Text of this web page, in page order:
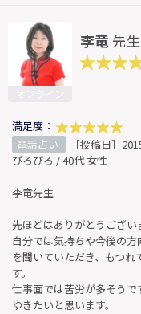
李竜 先生
満足度：
電話占い
［投稿日］
ぴろぴろ / 40代 女性
李竜先生
先ほどはありがとうござい
自分では気持ちや今後の
を聞いていただき、もつ
す。
仕事面では苦労が多そう
ゆきたいと思います。